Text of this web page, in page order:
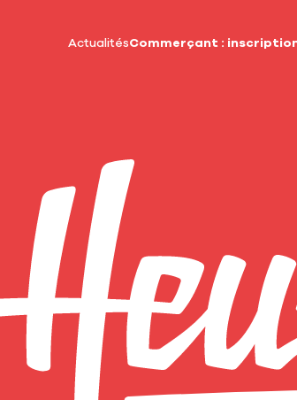
ActualitésCommerçant :